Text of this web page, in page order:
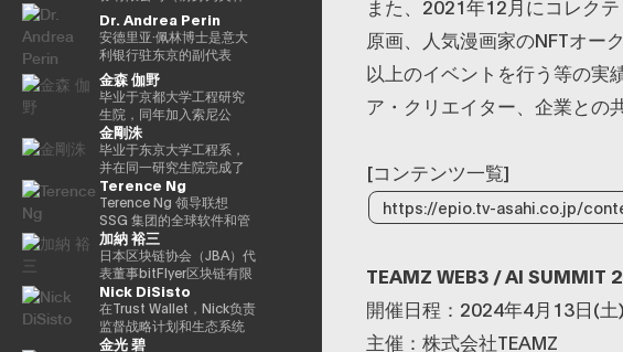
中具有社会意义的问题。
自2018年以来，Yat一直是
游戏行业使用区块链和
NFT（不可替代代币）的
早期支持者。人们认为，
这将使游戏玩家能够真正
拥有游戏中的资产和数
据，进而拥有价值本身。
Yat 对去中心化应用程序和
数字资产的潜力有了清晰
的认识，很快带领
Animoca Brands 在区块
链、游戏、NFT 和开放的
元宇宙中占据了领导地
位。Animoca Brands已
经开发了多个以NFT为中
心的子公司和产品组，还
投资了540多家区块链相关
公司，以建立世界上最大
的区块链投资组合之一。
CNBC称为 “加密教父（加
密教父）”。BitAngels 于
2013 年共同创立，
BitAngels Fund 1 于
2014 年共同创立。该基金
以以太坊众筹中以每枚代
币30美分的价格投资100
万美元而闻名。图尔平也
是2015年开发了 “比特币
四季模型（比特币的四
季）” 的人，他于2024年
由天马出版社出版的《比
特币超级周期》一书获得
了高度赞誉，并因准确预
测2024/11年初比特币的
历史高点更新而受到关
注。在进入数字资产领域
之前，他创立了Market
Wire（现为
GlobeNewsWire）。该公
2018/7年，他加入了运营
全球加密资产交易所
Kraken的Payward, Inc.
（美国），并为金融服务
局的注册做出了贡献。从
2020/3年起，他就任公司
在日本的代表。2022/7
年，他就任币安驻日本代
表。完成了牛津大学工商
管理硕士（MBA）学位。
发行方、交易平台、证券
交易所以及加密资产交易
所保持密切合作。 FLOW
TRADERS 已连续多年获
得东京证券交易所颁发的
“最佳做市商”奖项。作为一
家上市公司，FLOW
TRADERS 亦积极参与包
括现货加密资产及加密资
产 ETF 在内的数字资产流
动性提供，致力于连接传
统金融与数字资产行业。
规划和推广先进的结算项
目，以及关于人工智能对
金融系统的影响的国际研
究。他还参与了各种国际
政策讨论机构，例如国际
清算银行结算市场基础设
施委员会（CPMI）、七国
集团数字支付专家组
（2023年联席主席）、金
融稳定委员会（FSB）创
新网络和BIS/中央银行
CBDC小组。在日本银
行，他还先后担任过长崎
分行经理、香港办事处经
理、金融机构局国际科科
长（负责巴塞尔监管）、
国际局规划师等职务。在
财务省，他作为国际组织
司的规划官负责国际金融
（FATF、FSB等）。毕业
理。他还曾在日本的数字
战略领域工作。自 2025 年
1 月起，他还担任全球产品
解决方案部，负责监督同
一部门的过渡管理。
证券日本证券）工作，在
法国巴黎银行证券有限公
司担任多个职位后，他成
为全球市场管理部的首席
运营官。在Web3公司
Animoca Brands Co.,
Ltd.成立时担任首席运营官
后，他自2024/3年以来一
直担任现任职务。
Dr. Andrea Perin
安德里亚·佩林博士是意大
利银行驻东京的副代表
处。在这个职位上，我负
责日本、韩国、台湾、澳
大利亚和新西兰的经济政
策讨论和宏观经济和金融
趋势的分析。我们还努力
通过与当地金融和监管机
构、机构投资者和商界的
对话，增进对意大利经济
的理解，进一步加强两国
之间的经济和金融关系。
他在中央银行、银行监管
机构以及包括欧洲中央银
行（ECB）和欧洲投资银
行（EIB）在内的国际金融
机构拥有超过15年的经
验，在金融监管、治理和
金森 伽野
毕业于京都大学工程研究
生院，同年加入索尼公
司。从事产品设计开发、
产品策划和营销工作。之
后，我以互联网证券和经
验丰富的客户体验、CX策
略推广等方式推出了一项
新的金融科技业务。于
2022年加入索尼银行，目
前正在以索尼银行DX业务
规划经理的身份推广与
Web3相关的新业务规划。
金剛洙
毕业于东京大学工程系，
并在同一研究生院完成了
工程学研究生院的课程。
加入花旗证券有限公司，
从事日本政府债券和利率
衍生品的交易业务。之
后，他加入了松尾实验室
株式会社，一直负责机器
学习项目的规划、PoC 和
开发。他于2022年就任公
司董事，还成立了一个专
门研究生成式人工智能的
Terence Ng
Terence Ng 领导联想
SSG 集团的全球软件和管
理服务业务。他负责推动
战略性微软云解决方案提
供商 (CSP) 计划，并与微
软合作推进整体相关服务
解决方案。他在安全、软
件、云和人工智能生态系
统领域领导全球市场的重
加納 裕三
日本区块链协会（JBA）代
表董事bitFlyer区块链有限
公司代表董事高盛证券有
限公司等，他在2014/1年
共同创立了bitFlyer有限公
司。 自bitFlyer成立以来，
Nick DiSisto
在Trust Wallet，Nick负责
监督战略计划和生态系统
合作伙伴关系，这些举措
金光 碧
また、2021年12月にコレク
原画、人気漫画家のNFTオー
以上のイベントを行う等の実
ア・クリエイター、企業との
[コンテンツ一覧]
https://epio.tv-asahi.co.jp/
TEAMZ WEB3 / AI SUMMIT
開催日程：2024年4月13日(
主催：株式会社TEAMZ